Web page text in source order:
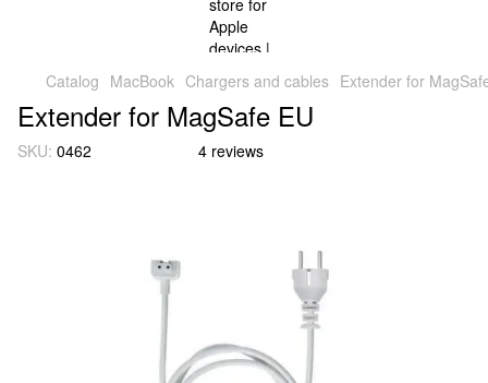
Catalog MacBook Chargers and cables Extender for
Extender for MagSafe EU
SKU: 0462 4 reviews